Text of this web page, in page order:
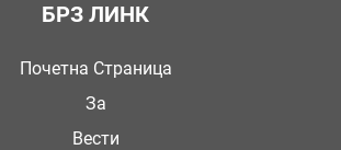
БРЗ ЛИНК
Почетна Страница
За
Вести